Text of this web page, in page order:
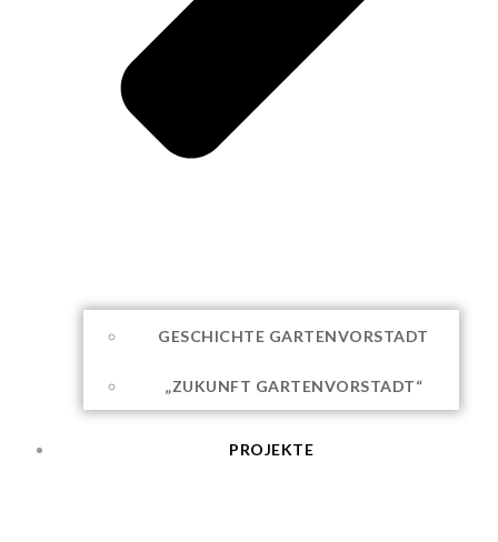
GESCHICHTE GARTENVORSTADT
„ZUKUNFT GARTENVORSTADT“
PROJEKTE